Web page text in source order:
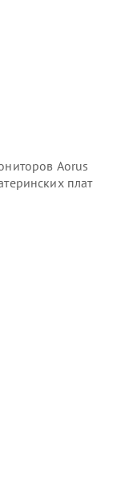
Aorus
плат